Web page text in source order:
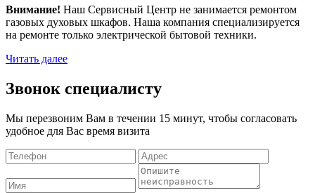
Внимание! Наш Сервисный Центр не занимается ремонтом
газовых духовых шкафов. Наша компания специализируется
на ремонте только электрической бытовой техники.
Читать далее
Звонок специалисту
Мы перезвоним Вам в течении 15 минут, чтобы согласовать
удобное для Вас время визита